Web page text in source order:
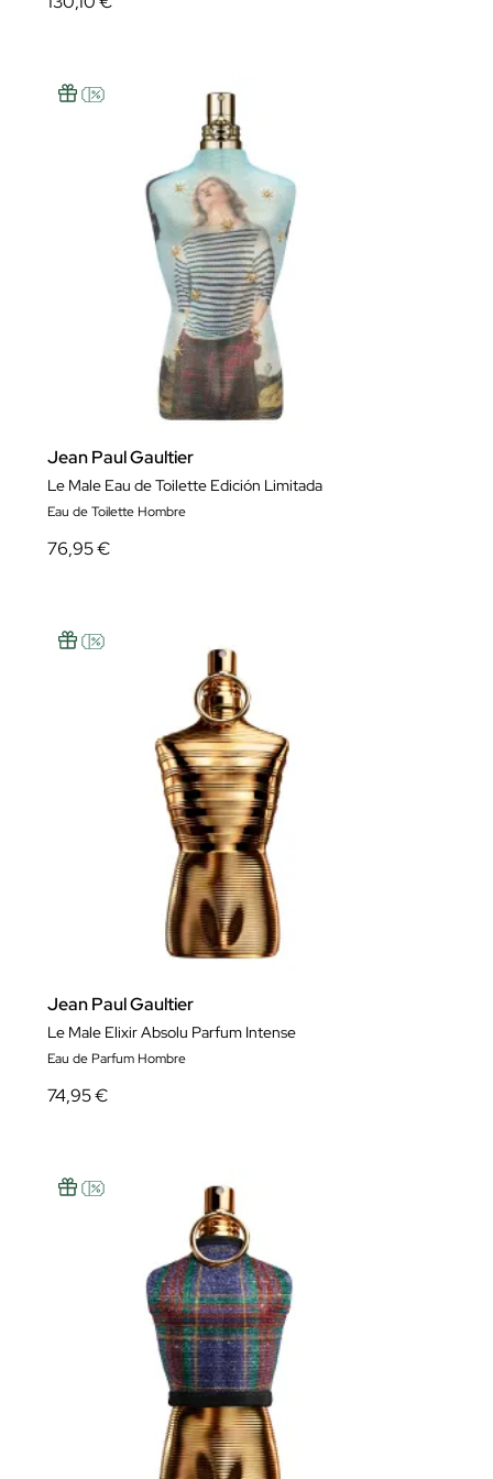
Jean Paul Gaultier
Le Male Eau de Toilette Edición Limitada
Eau de Toilette Hombre
76,95 €
Jean Paul Gaultier
Le Male Elixir Absolu Parfum Intense
Eau de Parfum Hombre
74,95 €